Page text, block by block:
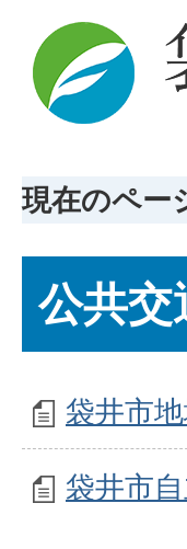
現在のペー
公共交
袋井市
袋井市